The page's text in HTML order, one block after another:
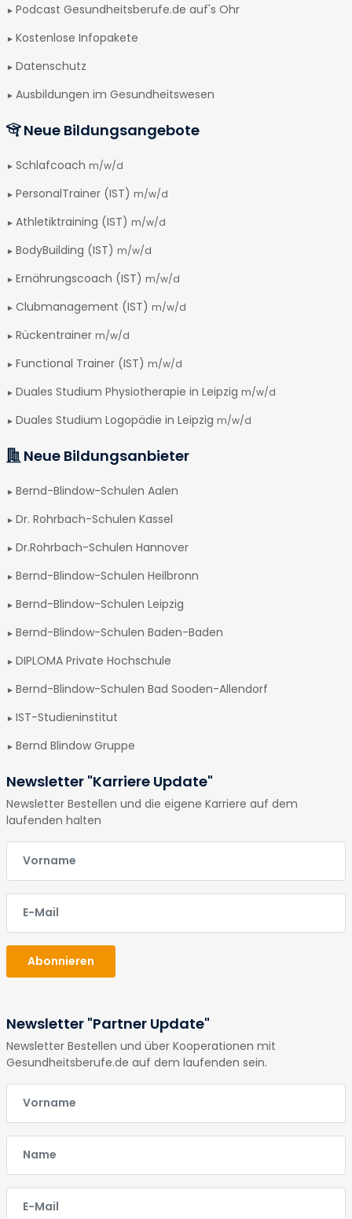
Podcast Gesundheitsberufe.de auf's Ohr
Kostenlose Infopakete
Datenschutz
Ausbildungen im Gesundheitswesen
Neue Bildungsangebote
Schlafcoach m/w/d
PersonalTrainer (IST) m/w/d
Athletiktraining (IST) m/w/d
BodyBuilding (IST) m/w/d
Ernährungscoach (IST) m/w/d
Clubmanagement (IST) m/w/d
Rückentrainer m/w/d
Functional Trainer (IST) m/w/d
Duales Studium Physiotherapie in Leipzig m/w/d
Duales Studium Logopädie in Leipzig m/w/d
Neue Bildungsanbieter
Bernd-Blindow-Schulen Aalen
Dr. Rohrbach-Schulen Kassel
Dr.Rohrbach-Schulen Hannover
Bernd-Blindow-Schulen Heilbronn
Bernd-Blindow-Schulen Leipzig
Bernd-Blindow-Schulen Baden-Baden
DIPLOMA Private Hochschule
Bernd-Blindow-Schulen Bad Sooden-Allendorf
IST-Studieninstitut
Bernd Blindow Gruppe
Newsletter "Karriere Update"
Newsletter Bestellen und die eigene Karriere auf dem
laufenden halten
E-Mail
E-Mail
Abonnieren
Newsletter "Partner Update"
Newsletter Bestellen und über Kooperationen mit
Gesundheitsberufe.de auf dem laufenden sein.
E-Mail
E-Mail
E-Mail